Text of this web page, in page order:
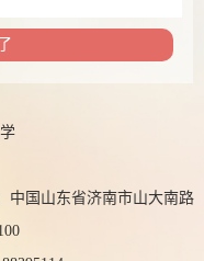
国山东省济南市山大南路